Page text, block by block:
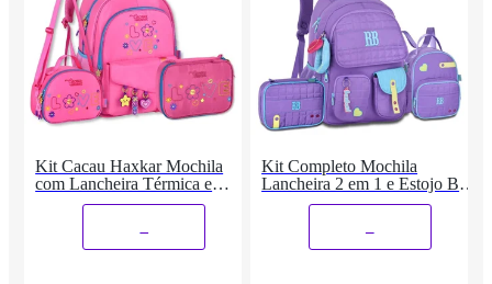
Kit Cacau Haxkar Mochila
com Lancheira Térmica e
Estojo Box
Kit Completo Mochila
Lancheira 2 em 1 e Estojo Box
Rebecca Bonbon